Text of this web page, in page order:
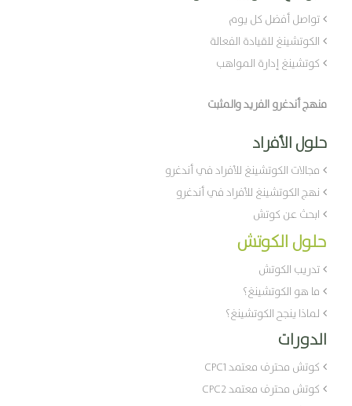
تواصل أفضل كل يوم
الكوتشينغ للقيادة الفعالة
كوتشينغ إدارة المواهب
منهج أندغرو الفريد والمثبت
حلول الأفراد
مجالات الكوتشينغ للأفراد في أندغرو
نهج الكوتشينغ للأفراد في أندغرو
ابحث عن كوتش
حلول الكوتش
تدريب الكوتش
ما هو الكوتشينغ؟
لماذا ينجح الكوتشينغ؟
الدورات
كوتش محترف معتمد CPC1
كوتش محترف معتمد CPC2